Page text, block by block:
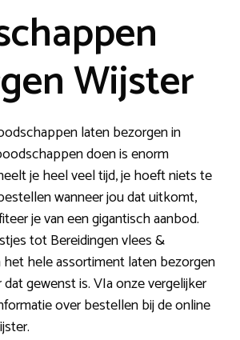
Wijster
laten bezorgen in
doen is enorm
je heel veel tijd, je hoeft niets te
wanneer jou dat uitkomt,
je van een gigantisch aanbod.
tot Bereidingen vlees &
het hele assortiment laten bezorgen
dat gewenst is. VIa onze vergelijker
over bestellen bij de online